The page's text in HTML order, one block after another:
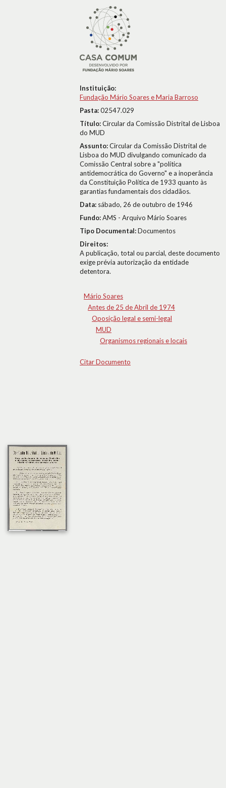
Instituição:
Fundação Mário Soares e Maria Barroso
Pasta:02547.029
Título:Circular da Comissão Distrital de Lisboa
do MUD
Assunto:Circular da Comissão Distrital de
Lisboa do MUD divulgando comunicado da
Comissão Central sobre a "política
antidemocrática do Governo" e a inoperância
da Constituição Política de 1933 quanto às
garantias fundamentais dos cidadãos.
Data: sábado, 26 de outubro de 1946
Fundo:AMS - Arquivo Mário Soares
Tipo Documental:Documentos
Direitos:
A publicação, total ou parcial, deste documento
exige prévia autorização da entidade
detentora.
Mário Soares
Antes de 25 de Abril de 1974
Oposição legal e semi-legal
MUD
Organismos regionais e locais
Citar Documento